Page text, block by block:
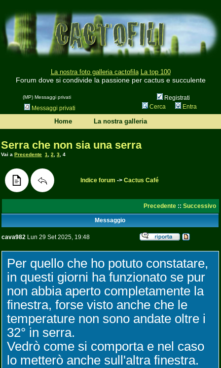
La nostra foto galleria cactofila La top 100
Forum dove si condivide la passione per cactus e succulente
(MP) Messaggi privati
Registrati
Messaggi privati
Cerca Entra
Home La nostra galleria
Serra che non sia una serra
Vai a Precedente 1 2 3 4
Indice forum -> Cactus Café
Precedente :: Successivo
Messaggio
cava982 Lun 29 Set 2025, 19:48
Per quello che ho potuto constatare,
in questi giorni ha funzionato se pur
non abbia aperto completamente la
finestra, forse visto anche che le
temperature non sono andate oltre i
32° in serra.
Vedrò come si comporta e nel caso
lo metterò anche sull'altra finestra.